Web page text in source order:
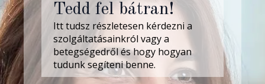
Tedd fel bátran!
Itt tudsz részletesen kérdezni a
szolgáltatásainkról vagy a
betegségedről és hogy hogyan
tudunk segíteni benne.